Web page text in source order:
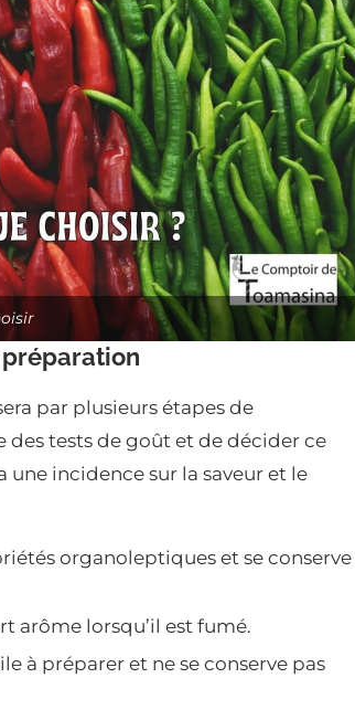
par plusieurs étapes de
des tests de goût et de décider ce
incidence sur la saveur et le
organoleptiques et se conserve
arôme lorsqu’il est fumé.
à préparer et ne se conserve pas